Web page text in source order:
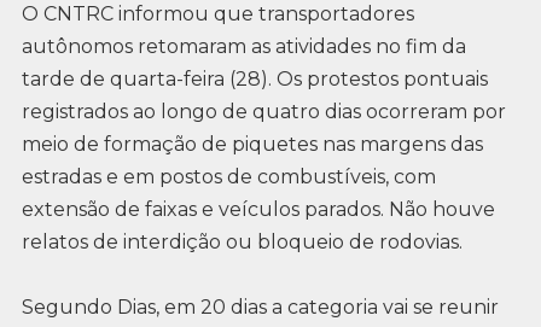
O CNTRC informou que transportadores
autônomos retomaram as atividades no fim da
tarde de quarta-feira (28). Os protestos pontuais
registrados ao longo de quatro dias ocorreram por
meio de formação de piquetes nas margens das
estradas e em postos de combustíveis, com
extensão de faixas e veículos parados. Não houve
relatos de interdição ou bloqueio de rodovias.
Segundo Dias, em 20 dias a categoria vai se reunir